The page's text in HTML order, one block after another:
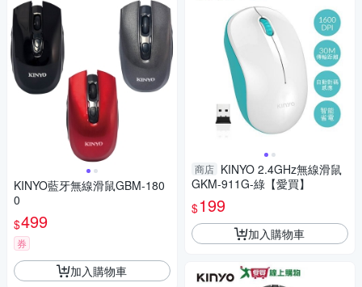
KINYO藍牙無線滑鼠GBM-180
0
$499
券
加入購物車
商店 KINYO 2.4GHz無線滑鼠
GKM-911G-綠【愛買】
$199
加入購物車